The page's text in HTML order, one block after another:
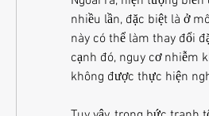
nhiều lần, đặc biệt là ở
này có thể làm thay đổi
cạnh đó, nguy cơ nhiễm
không được thực hiện